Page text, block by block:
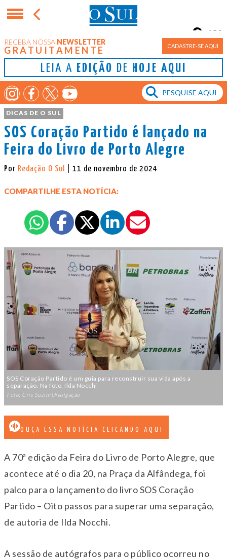
RECEBA NOSSA NEWSLETTER
GRATUITAMENTE CADASTRE-SE AQUI
LEIA A EDIÇÃO DE HOJE AQUI
Porto Alegre
13°
DICAS DE O SUL
SOS Coração Partido é lançado na
Feira do Livro de Porto Alegre
Por Redação O Sul | 11 de novembro de 2024
COMPARTILHE ESTA NOTÍCIA:
SOS Coração Partido é um guia para reconstruir sua vida após a
separação. Na foto, Ilda Nocchi
Foto: Cris Suzin/Divulgação
OUÇA ESSA NOTÍCIA CLICANDO AQUI
A 70ª edição da Feira do Livro de Porto Alegre, que
acontece até o dia 20, na Praça da Alfândega, foi
palco para o lançamento do livro SOS Coração
Partido – Oito passos para superar uma separação,
de autoria de Ilda Nocchi.
A sessão de autógrafos para o público ocorreu no